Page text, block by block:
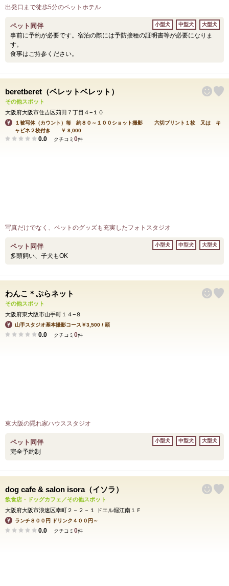
出発口まで徒歩5分のペットホテル
ペット同伴
事前に予約が必要です。宿泊の際には予防接種の証明書等が必要になりま
す。
食事はご持参ください。
小型犬 中型犬 大型犬
beretberet（ベレットベレット）
その他スポット
大阪府大阪市住吉区苅田７丁目４−１０
１被写体（カウント）毎 約８０～１００ショット撮影 六切プリント１枚 又は キ
ャビネ２枚付き ￥ 8,000
0.0 クチコミ 0件
写真だけでなく、ペットのグッズも充実したフォトスタジオ
ペット同伴
多頭飼い、子犬もOK
小型犬 中型犬 大型犬
わんこ＊ぷらネット
その他スポット
大阪府東大阪市山手町１４−８
山手スタジオ基本撮影コース￥3,500 / 頭
0.0 クチコミ 0件
東大阪の隠れ家ハウススタジオ
ペット同伴
完全予約制
小型犬 中型犬 大型犬
dog cafe & salon isora（イソラ）
飲食店・ドッグカフェ／その他スポット
大阪府大阪市浪速区幸町２－２－１ ドエル堀江南１Ｆ
ランチ８００円 ドリンク４００円～
0.0 クチコミ 0件